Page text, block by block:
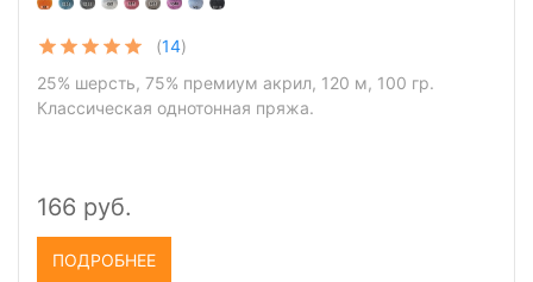
(14)
25% шерсть, 75% премиум акрил, 120 м, 100 гр.
Классическая однотонная пряжа.
166 руб.
ПОДРОБНЕЕ